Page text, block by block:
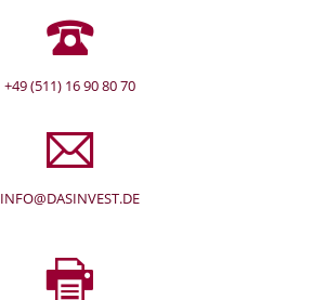
+49 (511) 16 90 80 70
INFO@DASINVEST.DE